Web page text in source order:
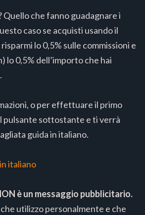
Quello che fanno guadagnare i
caso se acquisti usando il
risparmi lo 0,5% sulle commissioni e
lo 0,5% dell’importo che hai
o per effettuare il primo
pulsante sottostante e ti verrà
guida in italiano.
italiano
è un messaggio pubblicitario.
utilizzo personalmente e che